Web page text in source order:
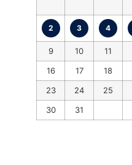
2 3 4
9 10 11
16
17 18
23
24 25
30
31